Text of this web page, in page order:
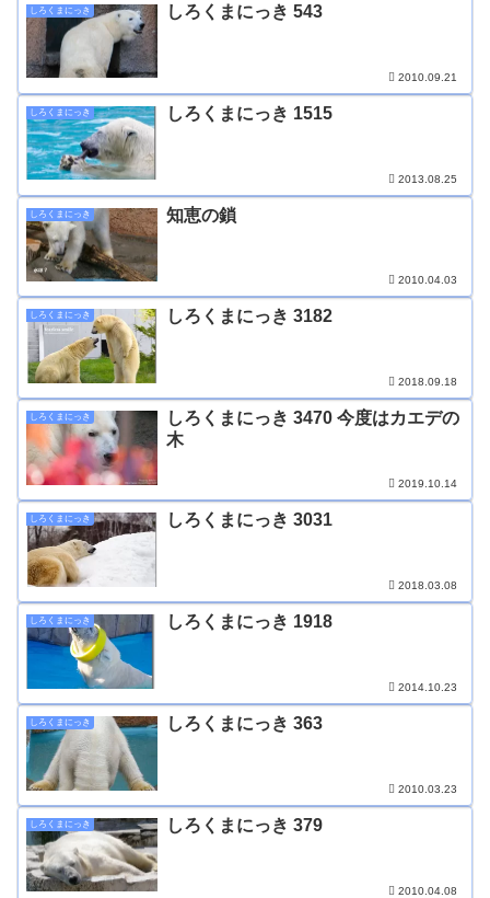
しろくまにっき しろくまにっき 543
2010.09.21
しろくまにっき しろくまにっき 1515
2013.08.25
しろくまにっき 知恵の鎖
2010.04.03
しろくまにっき しろくまにっき 3182
2018.09.18
しろくまにっき
しろくまにっき 3470 今度はカエデの
木
2019.10.14
しろくまにっき しろくまにっき 3031
2018.03.08
しろくまにっき しろくまにっき 1918
2014.10.23
しろくまにっき しろくまにっき 363
2010.03.23
しろくまにっき しろくまにっき 379
2010.04.08